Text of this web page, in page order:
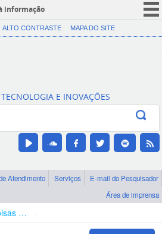
informação
CORONAVÍRUS (COVID-19)
Canais
ALTO CONTRASTE MAPA DO SITE
E INOVAÇÕES
Atendimento Serviços
E-mail do Pesquisador
Área de imprensa
Bolsas e Auxílios Vigentes